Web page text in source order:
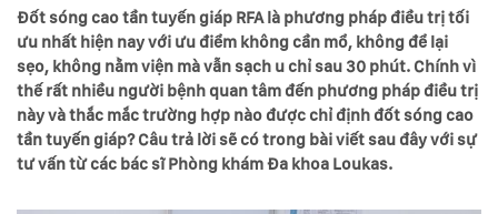
Đốt sóng cao tần tuyến giáp RFA là phương pháp điều trị tối
ưu nhất hiện nay với ưu điểm không cần mổ, không để lại
sẹo, không nằm viện mà vẫn sạch u chỉ sau 30 phút. Chính vì
thế rất nhiều người bệnh quan tâm đến phương pháp điều trị
này và thắc mắc trường hợp nào được chỉ định đốt sóng cao
tần tuyến giáp? Câu trả lời sẽ có trong bài viết sau đây với sự
tư vấn từ các bác sĩ Phòng khám Đa khoa Loukas.